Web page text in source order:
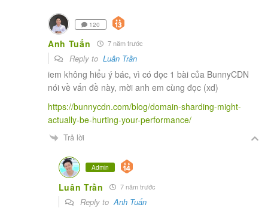
120
Anh Tuấn 7 năm trước
Reply to Luân Trần
iem không hiểu ý bác, vì có đọc 1 bài của BunnyCDN
nói về vấn đề này, mời anh em cùng đọc (xd)
https://bunnycdn.com/blog/domain-sharding-might-
actually-be-hurting-your-performance/
Trả lời
Admin
Luân Trần 7 năm trước
Reply toAnh Tuấn